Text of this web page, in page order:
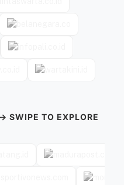
SWIPE TO EXPLORE